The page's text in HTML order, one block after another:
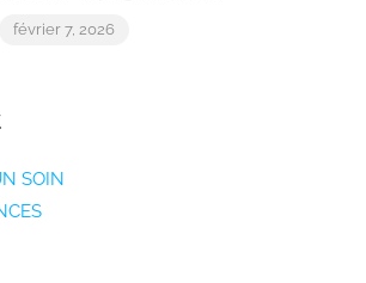
février 7, 2026
SOIN